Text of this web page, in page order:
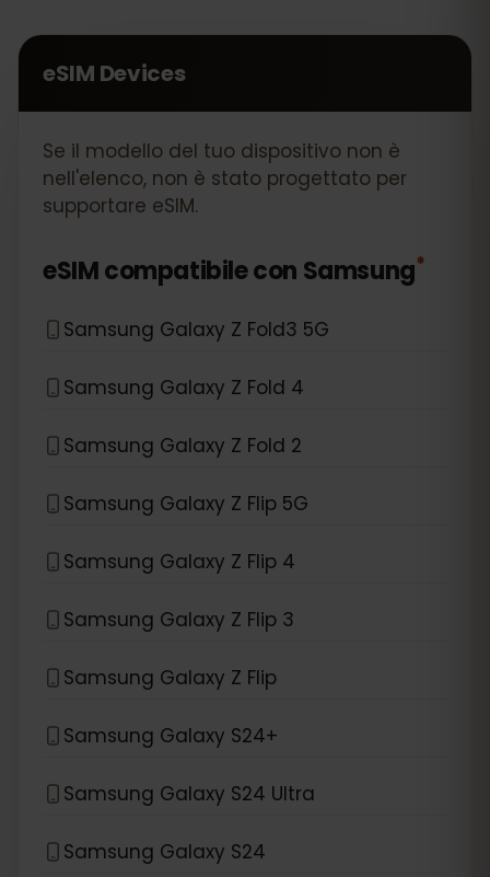
eSIM Devices
Se il modello del tuo dispositivo non è
nell'elenco, non è stato progettato per
supportare eSIM.
eSIM compatibile con Samsung*
Samsung Galaxy Z Fold3 5G
Samsung Galaxy Z Fold 4
Samsung Galaxy Z Fold 2
Samsung Galaxy Z Flip 5G
Samsung Galaxy Z Flip 4
Samsung Galaxy Z Flip 3
Samsung Galaxy Z Flip
Samsung Galaxy S24+
Samsung Galaxy S24 Ultra
Samsung Galaxy S24